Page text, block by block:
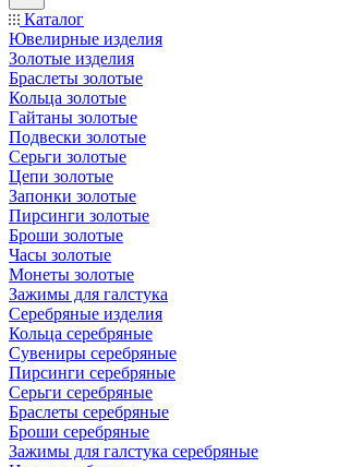
Каталог
Ювелирные изделия
Золотые изделия
Браслеты золотые
Кольца золотые
Гайтаны золотые
Подвески золотые
Серьги золотые
Цепи золотые
Запонки золотые
Пирсинги золотые
Броши золотые
Часы золотые
Монеты золотые
Зажимы для галстука
Серебряные изделия
Кольца серебряные
Сувениры серебряные
Пирсинги серебряные
Серьги серебряные
Браслеты серебряные
Броши серебряные
Зажимы для галстука серебряные